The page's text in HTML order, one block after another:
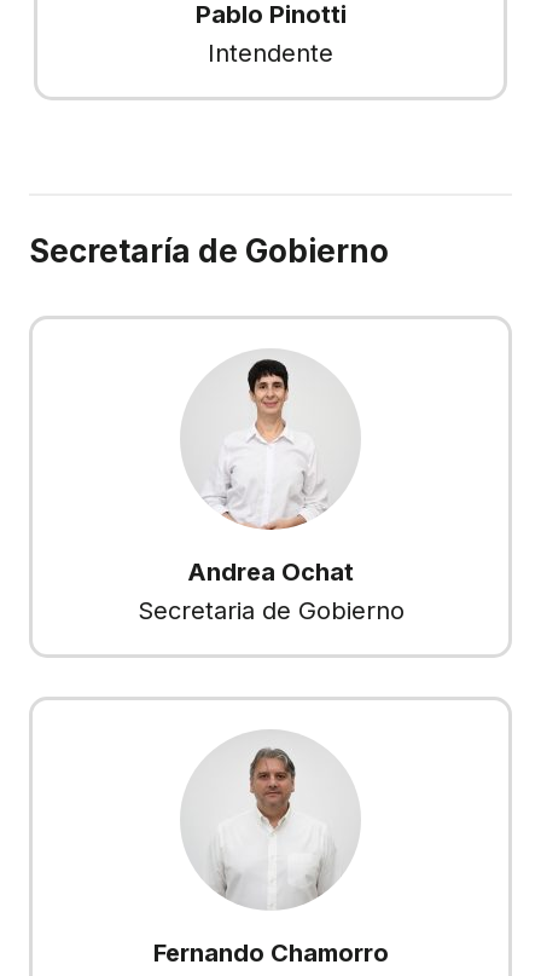
Pablo Pinotti
Intendente
Secretaría de Gobierno
Andrea Ochat
Secretaria de Gobierno
Fernando Chamorro